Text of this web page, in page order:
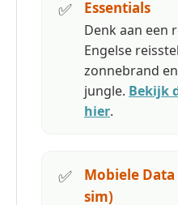
✅ Essentials
Denk aan een
Engelse
zonnebrand
jungle. Bekijk
hier.
✅
Mobiele
sim)